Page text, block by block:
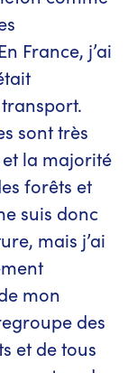
France, j’ai
sont très
et la majorité
forêts et
suis donc
mais j’ai
mon
des
et de tous